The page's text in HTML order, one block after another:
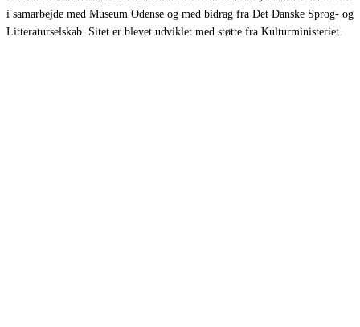
i samarbejde med Museum Odense og med bidrag fra Det Danske Sprog- og
Litteraturselskab. Sitet er blevet udviklet med støtte fra Kulturministeriet.